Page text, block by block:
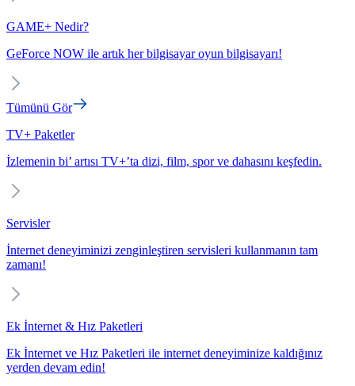
GAME+ Nedir?
GeForce NOW ile artık her bilgisayar oyun bilgisayarı!
Tümünü Gör
TV+ Paketler
İzlemenin bi’ artısı TV+’ta dizi, film, spor ve dahasını keşfedin.
Servisler
İnternet deneyiminizi zenginleştiren servisleri kullanmanın tam
zamanı!
Ek İnternet & Hız Paketleri
Ek İnternet ve Hız Paketleri ile internet deneyiminize kaldığınız
yerden devam edin!